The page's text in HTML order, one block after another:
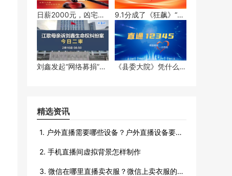
日薪2000元，凶宅试
睡员是割韭菜吗？
9.1分成了《狂飙》“最
不值一提”的优点？
刘鑫发起“网络募捐”？
《县委大院》凭什么占
精选资讯
1. 户外直播需要哪些设备？户外直播设备要很多吗？
2. 手机直播间虚拟背景怎样制作
3. 微信在哪里直播卖衣服？微信上卖衣服的方法